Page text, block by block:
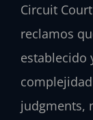
Circuit
reclamos
establecido
judgments,